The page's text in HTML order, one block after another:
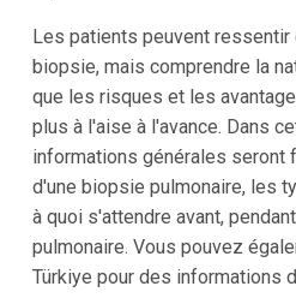
Les patients peuvent ressentir
biopsie, mais comprendre la
que les risques et les
plus à l'aise à l'avance. Dans
informations générales seront
d'une biopsie pulmonaire, les
à quoi s'attendre avant,
pulmonaire. Vous pouvez
Türkiye pour des informations